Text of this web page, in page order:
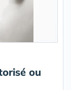
ou